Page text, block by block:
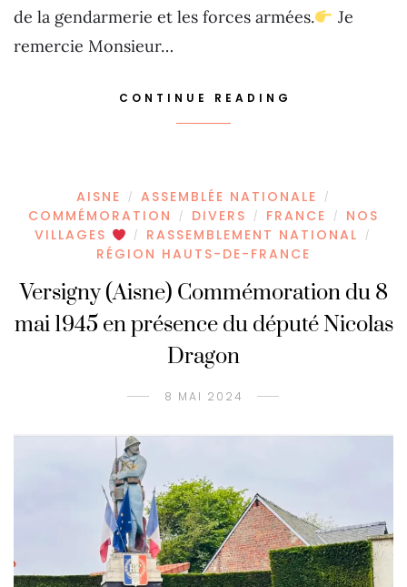
de la gendarmerie et les forces armées.
Je
remercie Monsieur…
CONTINUE READING
AISNE / ASSEMBLÉE NATIONALE /
COMMÉMORATION / DIVERS / FRANCE /
NOS
VILLAGES
/ RASSEMBLEMENT NATIONAL /
RÉGION HAUTS-DE-FRANCE
Versigny (Aisne) Commémoration du 8
mai 1945 en présence du député Nicolas
Dragon
8 MAI 2024